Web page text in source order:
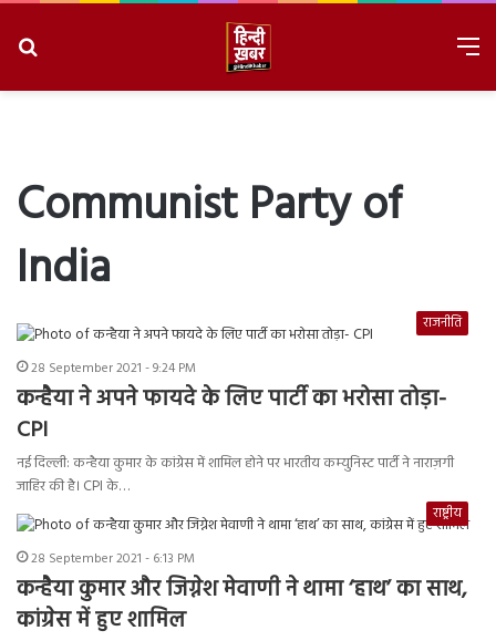
Communist Party of
India
राजनीति
28 September 2021 - 9:24 PM
कन्हैया ने अपने फायदे के लिए पार्टी का भरोसा तोड़ा-
CPI
नई दिल्ली: कन्हैया कुमार के कांग्रेस में शामिल होने पर भारतीय कम्युनिस्ट पार्टी ने नाराज़गी
जाहिर की है। CPI के…
राष्ट्रीय
28 September 2021 - 6:13 PM
कन्हैया कुमार और जिग्नेश मेवाणी ने थामा ‘हाथ’ का साथ,
कांग्रेस में हुए शामिल